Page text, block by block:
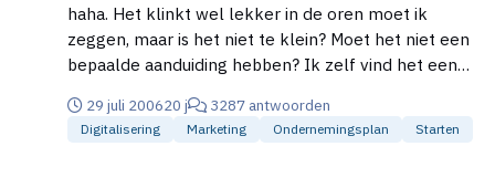
haha. Het klinkt wel lekker in de oren moet ik
zeggen, maar is het niet te klein? Moet het niet een
bepaalde aanduiding hebben? Ik zelf vind het een
29 juli 200620 j 3287 antwoorden
Digitalisering Marketing Ondernemingsplan Starten